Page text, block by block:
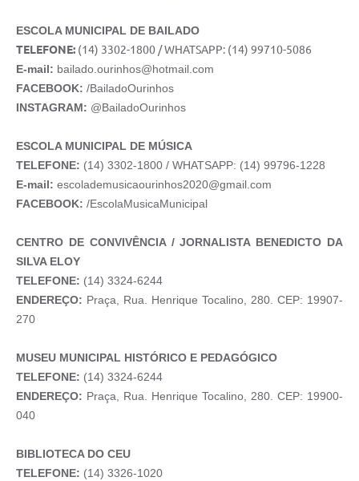
ESCOLA MUNICIPAL DE BAILADO
TELEFONE: (14) 3302-1800 / WHATSAPP: (14) 99710-5086
E-mail: bailado.ourinhos@hotmail.com
FACEBOOK: /BailadoOurinhos
INSTAGRAM: @BailadoOurinhos
ESCOLA MUNICIPAL DE MÚSICA
TELEFONE: (14) 3302-1800 / WHATSAPP: (14) 99796-1228
E-mail: escolademusicaourinhos2020@gmail.com
FACEBOOK: /EscolaMusicaMunicipal
CENTRO DE CONVIVÊNCIA / JORNALISTA BENEDICTO DA
SILVA ELOY
TELEFONE: (14) 3324-6244
ENDEREÇO: Praça, Rua. Henrique Tocalino, 280. CEP: 19907-
270
MUSEU MUNICIPAL HISTÓRICO E PEDAGÓGICO
TELEFONE: (14) 3324-6244
ENDEREÇO: Praça, Rua. Henrique Tocalino, 280. CEP: 19900-
040
BIBLIOTECA DO CEU
TELEFONE: (14) 3326-1020